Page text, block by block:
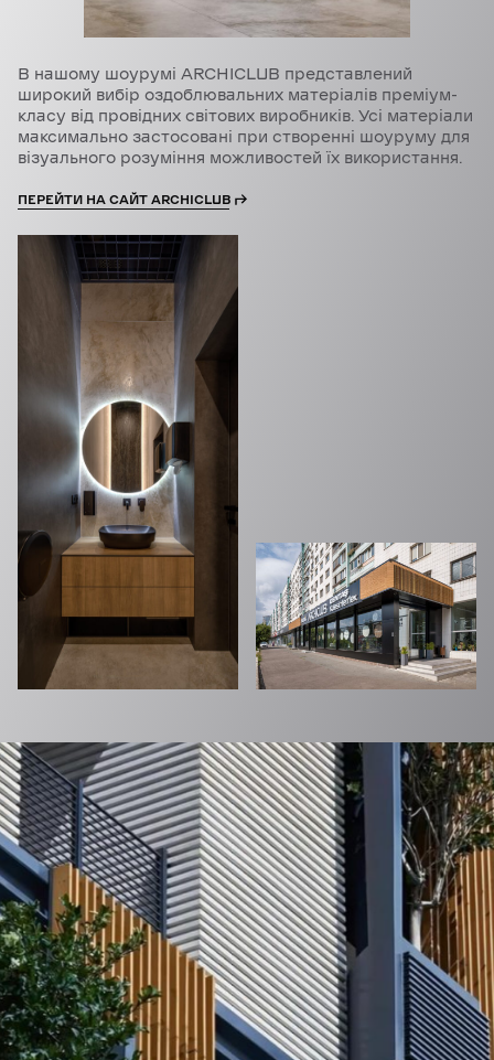
В нашому шоурумі ARCHICLUB представлений
широкий вибір оздоблювальних матеріалів преміум-
класу від провідних світових виробників. Усі матеріали
максимально застосовані при створенні шоуруму для
візуального розуміння можливостей їх використання.
ПЕРЕЙТИ НА САЙТ ARCHICLUB